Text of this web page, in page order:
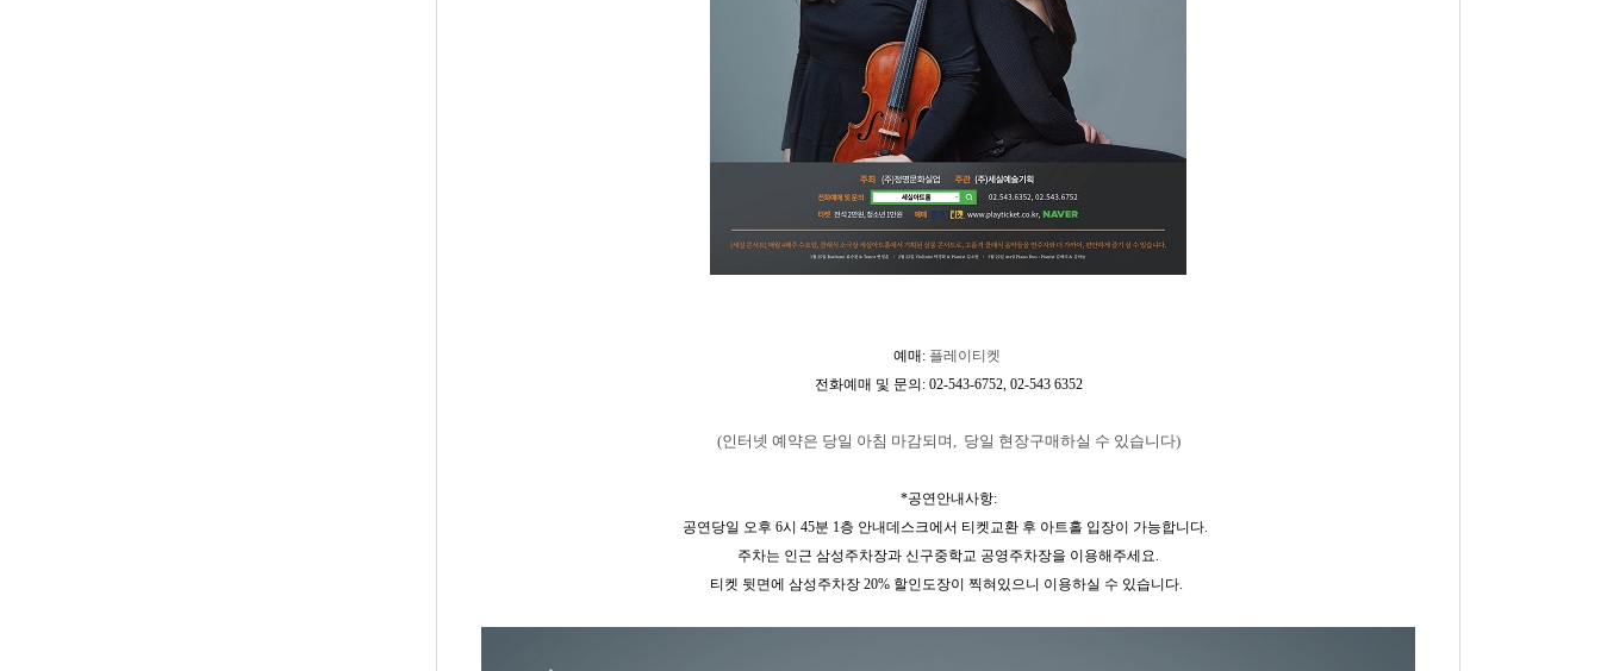
예매: 플레이티켓
전화예매 및 문의: 02-543-6752, 02-543 6352
(인터넷 예약은 당일 아침 마감되며, 당일 현장구매하실 수 있습니다)
*공연안내사항:
공연당일 오후 6시 45분 1층 안내데스크에서 티켓교환 후 아트홀 입장이 가능합니다.
주차는 인근 삼성주차장과 신구중학교 공영주차장을 이용해주세요.
티켓 뒷면에 삼성주차장 20% 할인도장이 찍혀있으니 이용하실 수 있습니다.